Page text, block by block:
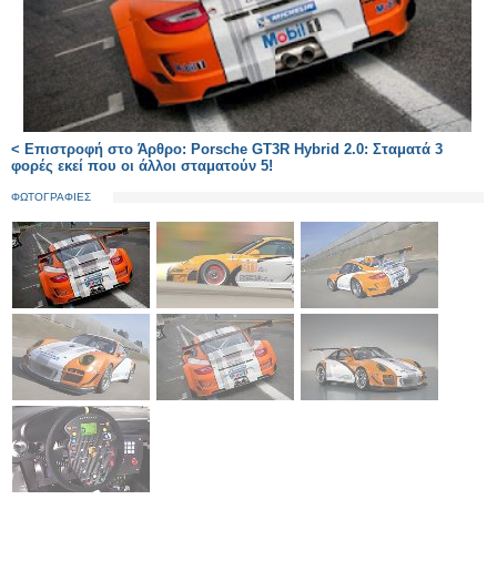
< Επιστροφή στο Άρθρο: Porsche GT3R Hybrid 2.0: Σταματά 3
φορές εκεί που οι άλλοι σταματούν 5!
ΦΩΤΟΓΡΑΦΙΕΣ